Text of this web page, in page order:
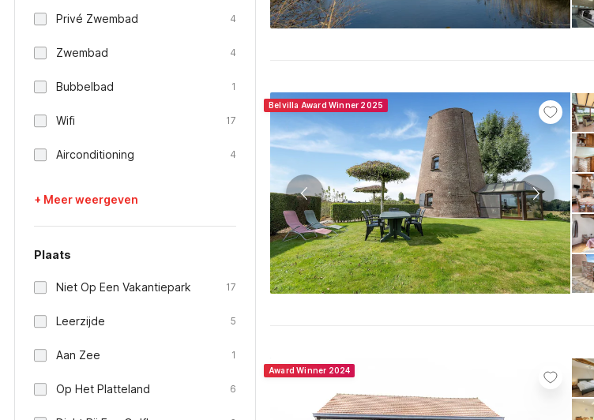
Privé Zwembad 4
Zwembad 4
Bubbelbad 1
Wifi 17
Airconditioning 4
+ Meer weergeven
Plaats
Niet Op Een Vakantiepark 17
Leerzijde 5
Aan Zee 1
Op Het Platteland 6
Belvilla Award Winner 2025
Award Winner 2024